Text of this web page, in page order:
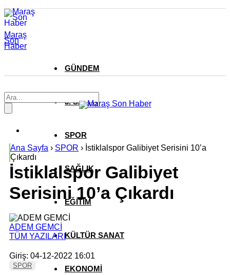
Maraş
Son
Haber
GÜNDEM
3. SAYFA
SPOR
SAĞLIK
EĞİTİM
KÜLTÜR SANAT
EKONOMİ
Ana Sayfa › SPOR › İstiklalspor Galibiyet Serisini 10’a
Çıkardı
İstiklalspor Galibiyet
Serisini 10’a Çıkardı
ADEM GEMCİ
TÜM YAZILARI
Giriş: 04-12-2022 16:01
SPOR